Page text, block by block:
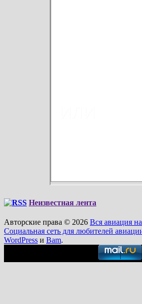
Неизвестная лента
Авторские права © 2026 Вся авиация
Социальная сеть для любителей
WordPress и Bam.